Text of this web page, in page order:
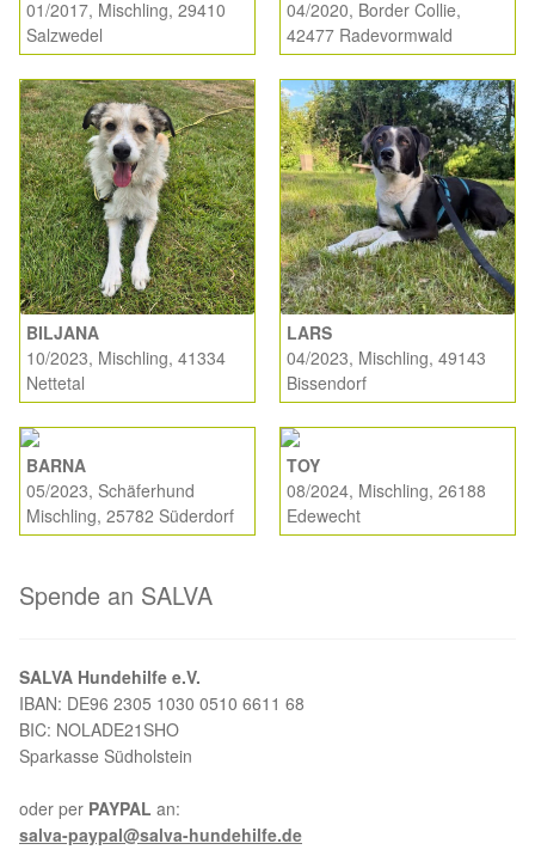
01/2017, Mischling, 29410
Salzwedel
04/2020, Border Collie,
42477 Radevormwald
BILJANA
10/2023, Mischling, 41334
Nettetal
LARS
04/2023, Mischling, 49143
Bissendorf
BARNA
05/2023, Schäferhund
Mischling, 25782 Süderdorf
TOY
08/2024, Mischling, 26188
Edewecht
Spende an SALVA
SALVA Hundehilfe e.V.
IBAN: DE96 2305 1030 0510 6611 68
BIC: NOLADE21SHO
Sparkasse Südholstein
oder per PAYPAL an:
salva-paypal@salva-hundehilfe.de